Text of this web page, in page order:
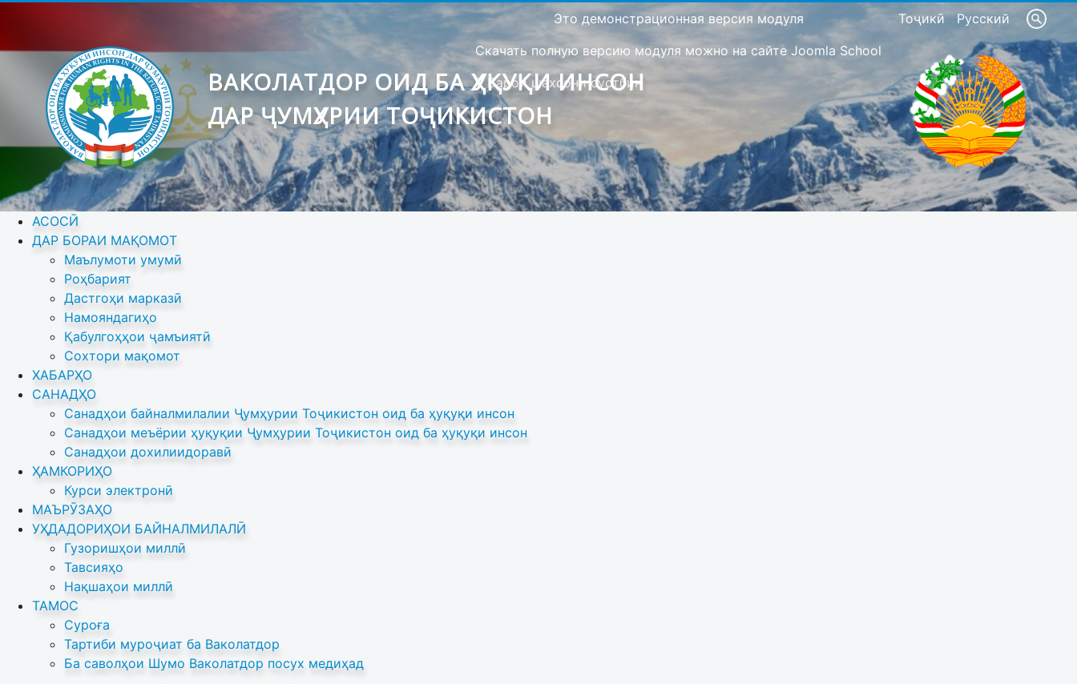
Тоҷикӣ Русский
Это демонстрационная версия модуля
Скачать полную версию модуля можно на сайте Joomla School
Барои шахсони сустбин
ВАКОЛАТДОР ОИД БА ҲУҚУҚИ ИНСОН
ДАР ҶУМҲУРИИ ТОҶИКИСТОН
АСОСӢ
ДАР БОРАИ МАҚОМОТ
Маълумоти умумӣ
Роҳбарият
Дастгоҳи марказӣ
Намояндагиҳо
Қабулгоҳҳои ҷамъиятӣ
Сохтори мақомот
ХАБАРҲО
САНАДҲО
Санадҳои байналмилалии Ҷумҳурии Тоҷикистон оид ба ҳуқуқи инсон
Санадҳои меъёрии ҳуқуқии Ҷумҳурии Тоҷикистон оид ба ҳуқуқи инсон
Санадҳои дохилиидоравӣ
ҲАМКОРИҲО
Курси электронӣ
МАЪРӮЗАҲО
УҲДАДОРИҲОИ БАЙНАЛМИЛАЛӢ
Гузоришҳои миллӣ
Тавсияҳо
Нақшаҳои миллӣ
ТАМОС
Суроға
Тартиби муроҷиат ба Ваколатдор
Ба саволҳои Шумо Ваколатдор посух медиҳад